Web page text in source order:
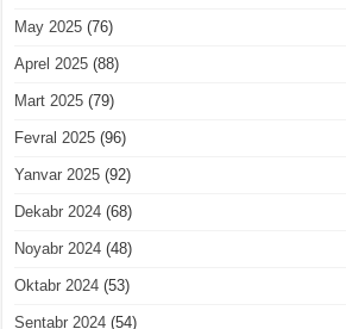
May 2025 (76)
Aprel 2025 (88)
Mart 2025 (79)
Fevral 2025 (96)
Yanvar 2025 (92)
Dekabr 2024 (68)
Noyabr 2024 (48)
Oktabr 2024 (53)
Sentabr 2024 (54)